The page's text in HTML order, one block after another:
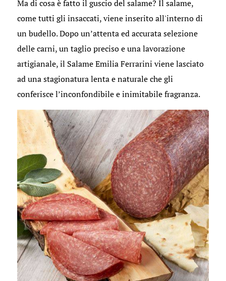
Ma di cosa è fatto il guscio del salame? Il salame,
come tutti gli insaccati, viene inserito all'interno di
un budello. Dopo un’attenta ed accurata selezione
delle carni, un taglio preciso e una lavorazione
artigianale, il Salame Emilia Ferrarini viene lasciato
ad una stagionatura lenta e naturale che gli
conferisce l’inconfondibile e inimitabile fragranza.